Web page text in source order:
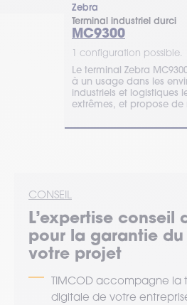
Zebra
Terminal industriel durci
MC9300
1 configuration possible.
Le terminal Zebra
à un usage dans les
industriels et logistiques
extrêmes, et propose de
CONSEIL
L’expertise conseil
pour la garantie
votre projet
TIMCOD accompagne la
digitale de votre